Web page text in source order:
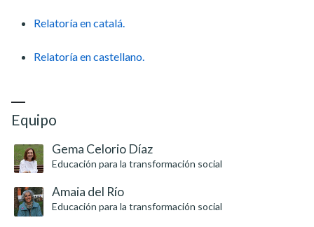
Relatoría en catalá.
Relatoría en castellano.
Equipo
Gema Celorio Díaz
Educación para la transformación social
Amaia del Río
Educación para la transformación social